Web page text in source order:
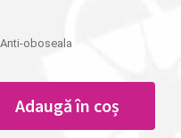
oboseala
Adaugă în coș